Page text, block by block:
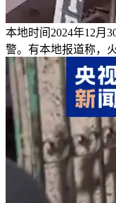
本地时间2024年12月
警。有本地报道称，